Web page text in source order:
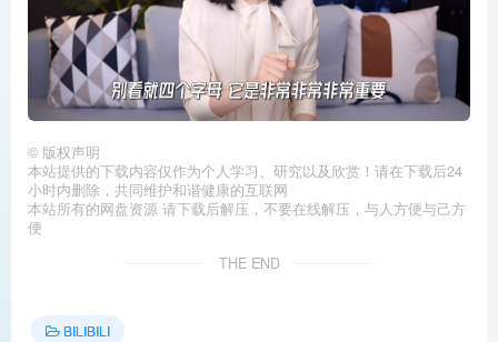
© 版权声明
本站提供的下载内容仅作为个人学习、研究以及欣赏！请在下载后24
小时内删除，共同维护和谐健康的互联网
本站所有的网盘资源 请下载后解压，不要在线解压，与人方便与己方
便
THE END
BILIBILI